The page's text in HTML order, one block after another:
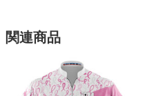
関連商品